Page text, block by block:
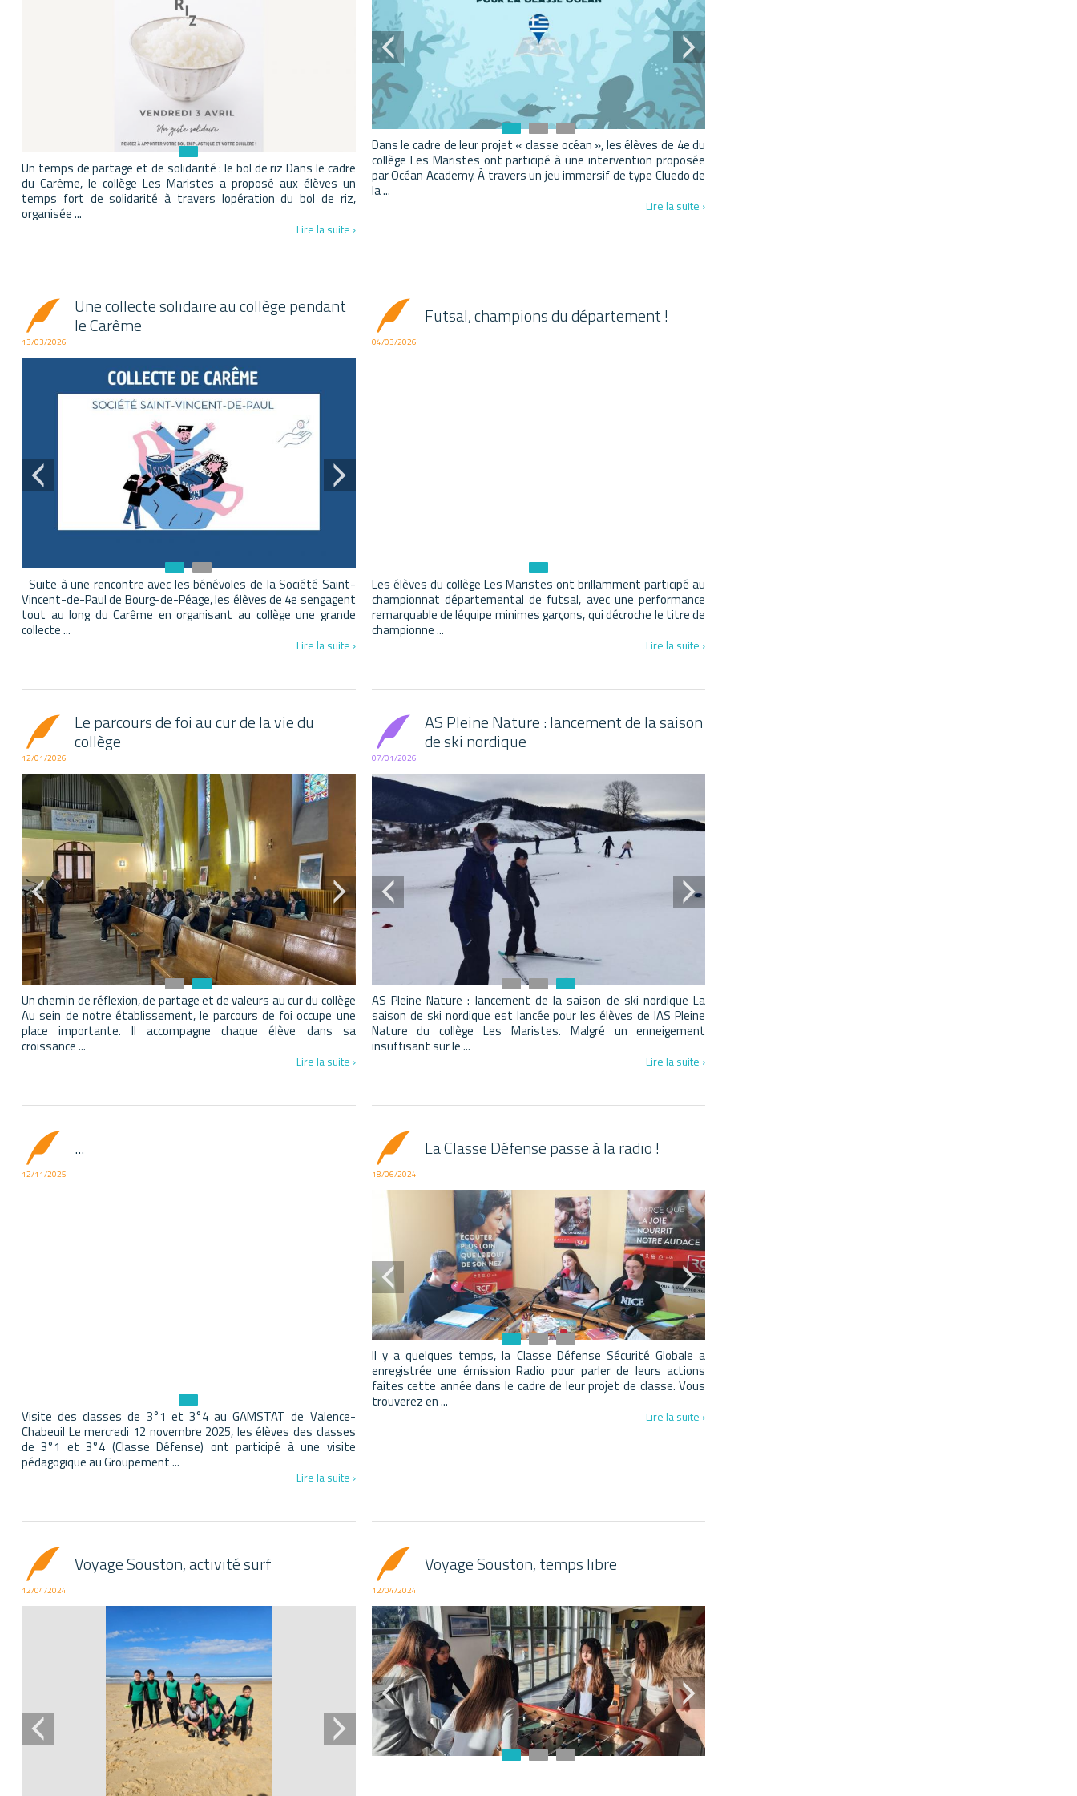
Un temps de partage et de solidarité : le bol de riz Dans le cadre
du Carême, le collège Les Maristes a proposé aux élèves un
temps fort de solidarité à travers lopération du bol de riz,
organisée ...
Lire la suite ›
Dans le cadre de leur projet « classe océan », les élèves de 4e du
collège Les Maristes ont participé à une intervention proposée
par Océan Academy. À travers un jeu immersif de type Cluedo de
la ...
Lire la suite ›
13/03/2026
Une collecte solidaire au collège pendant
le Carême
Suite à une rencontre avec les bénévoles de la Société Saint-
Vincent-de-Paul de Bourg-de-Péage, les élèves de 4e sengagent
tout au long du Carême en organisant au collège une grande
collecte ...
Lire la suite ›
04/03/2026
Futsal, champions du département !
Les élèves du collège Les Maristes ont brillamment participé au
championnat départemental de futsal, avec une performance
remarquable de léquipe minimes garçons, qui décroche le titre de
championne ...
Lire la suite ›
12/01/2026
Le parcours de foi au cur de la vie du
collège
Un chemin de réflexion, de partage et de valeurs au cur du collège
Au sein de notre établissement, le parcours de foi occupe une
place importante. Il accompagne chaque élève dans sa
croissance ...
Lire la suite ›
07/01/2026
AS Pleine Nature : lancement de la saison
de ski nordique
AS Pleine Nature : lancement de la saison de ski nordique La
saison de ski nordique est lancée pour les élèves de lAS Pleine
Nature du collège Les Maristes. Malgré un enneigement
insuffisant sur le ...
Lire la suite ›
12/11/2025
...
Visite des classes de 3°1 et 3°4 au GAMSTAT de Valence-
Chabeuil Le mercredi 12 novembre 2025, les élèves des classes
de 3°1 et 3°4 (Classe Défense) ont participé à une visite
pédagogique au Groupement ...
Lire la suite ›
18/06/2024
La Classe Défense passe à la radio !
ll y a quelques temps, la Classe Défense Sécurité Globale a
enregistrée une émission Radio pour parler de leurs actions
faites cette année dans le cadre de leur projet de classe. Vous
trouverez en ...
Lire la suite ›
12/04/2024
Voyage Souston, activité surf
12/04/2024
Voyage Souston, temps libre